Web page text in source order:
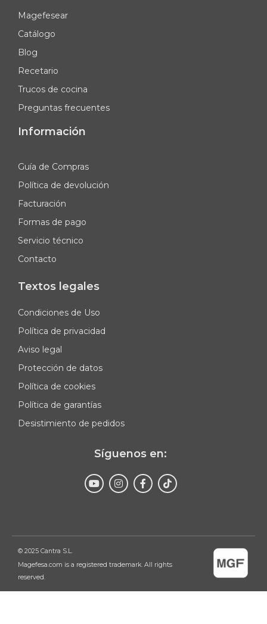
Magefesear
Catálogo
Blog
Recetario
Trucos de cocina
Preguntas frecuentes
Información
Guía de Compras
Política de devolución
Facturación
Formas de pago
Servicio técnico
Contacto
Textos legales
Condiciones de Uso
Política de privacidad
Aviso legal
Protección de datos
Política de cookies
Política de garantías
Desistimiento de pedidos
Síguenos en:
© 2025 Cantra S.L.
Magefesa.com is a registered trademark. All rights
reserved.